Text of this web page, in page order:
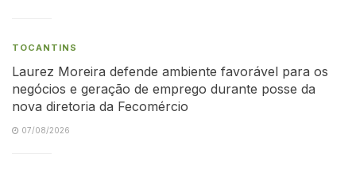
TOCANTINS
Laurez Moreira defende ambiente favorável para os
negócios e geração de emprego durante posse da
nova diretoria da Fecomércio
07/08/2026